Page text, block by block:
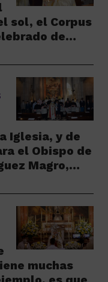
sol, el Corpus
de…
Iglesia, y de
el Obispo de
Magro,…
muchas